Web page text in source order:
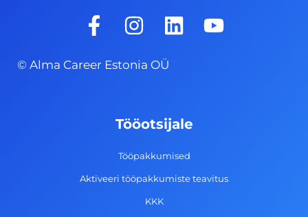
F
a
e
-
I
n
s
t
g
r
a
m
L
i
d
i
n
Y
o
© Alma Career Estonia OÜ
Tööotsijale
Tööpakkumised
Aktiveeri tööpakkumiste teavitus
KKK